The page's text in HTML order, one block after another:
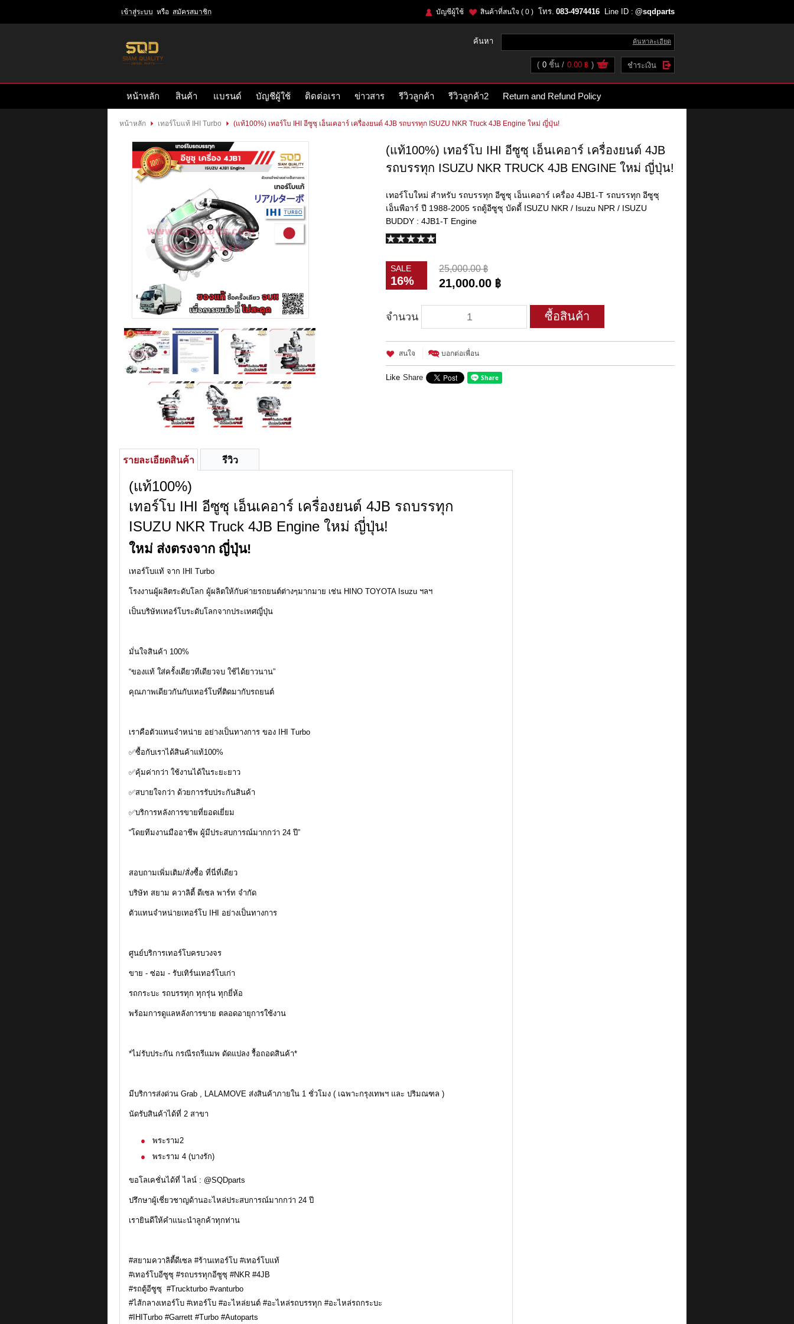
สมัคร
แบรนด์
ข่าวสาร
เข้าสู่ระบบ หรือ สมัครสมาชิก โทร. 083-4974416 Line ID : @sqdparts
สินค้าที่สนใจ ( 0 )
บัญชีผู้ใช้
ค้นหา ค้นหาละเอียด
( 0 ชิ้น 0.00 ฿ ) ชำระเงิน
หน้าหลัก สินค้า แบรนด์ บัญชีผู้ใช้ ติดต่อเรา ข่าวสาร รีวิวลูกค้า รีวิวลูกค้า2 Return and Refund Policy
หน้าหลัก เทอร์โบแท้ IHI Turbo (แท้100%) เทอร์โบ IHI อีซูซุ เอ็นเคอาร์ เครื่องยนต์ 4JB รถบรรทุก ISUZU NKR Truck 4JB Engine ใหม่ ญี่ปุ่น!
(แท้100%) เทอร์โบ IHI อีซูซุ เอ็นเคอาร์ เครื่องยนต์ 4JB
รถบรรทุก ISUZU NKR TRUCK 4JB ENGINE ใหม่ ญี่ปุ่น!
เทอร์โบใหม่ สำหรับ รถบรรทุก อีซูซุ เอ็นเคอาร์ เครื่อง 4JB1-T รถบรรทุก อีซูซุ
เอ็นพีอาร์ ปี 1988-2005 รถตู้อีซูซุ บัดดี้ ISUZU NKR / Isuzu NPR / ISUZU
BUDDY : 4JB1-T Engine
SALE
16%
25,000.00 ฿
21,000.00 ฿
จำนวน ซื้อสินค้า
สนใจ บอกต่อเพื่อน
Like Share
รายละเอียดสินค้า รีวิว
(แท้100%)
เทอร์โบ IHI อีซูซุ เอ็นเคอาร์ เครื่องยนต์ 4JB รถบรรทุก
ISUZU NKR Truck 4JB Engine ใหม่ ญี่ปุ่น!
ใหม่ ส่งตรงจาก ญี่ปุ่น!
เทอร์โบแท้ จาก IHI Turbo
โรงงานผู้ผลิตระดับโลก ผู้ผลิตให้กับค่ายรถยนต์ต่างๆมากมาย เช่น HINO TOYOTA Isuzu ฯลฯ
เป็นบริษัทเทอร์โบระดับโลกจากประเทศญี่ปุ่น
มั่นใจสินค้า 100%
“ของแท้ ใส่ครั้งเดียวทีเดียวจบ ใช้ได้ยาวนาน”
คุณภาพเดียวกันกับเทอร์โบที่ติดมากับรถยนต์
เราคือตัวแทนจำหน่าย อย่างเป็นทางการ ของ IHI Turbo
✅ซื้อกับเราได้สินค้าแท้100%
✅คุ้มค่ากว่า ใช้งานได้ในระยะยาว
✅สบายใจกว่า ด้วยการรับประกันสินค้า
✅บริการหลังการขายที่ยอดเยี่ยม
“โดยทีมงานมืออาชีพ ผู้มีประสบการณ์มากกว่า 24 ปี”
สอบถามเพิ่มเติม/สั่งซื้อ ที่นี่ที่เดียว
บริษัท สยาม ควาลิตี้ ดีเซล พาร์ท จำกัด
ตัวแทนจำหน่ายเทอร์โบ IHI อย่างเป็นทางการ
ศูนย์บริการเทอร์โบครบวงจร
ขาย - ซ่อม - รับเทิร์นเทอร์โบเก่า
รถกระบะ รถบรรทุก ทุกรุ่น ทุกยี่ห้อ
พร้อมการดูแลหลังการขาย ตลอดอายุการใช้งาน
*ไม่รับประกัน กรณีรถรีแมพ ดัดแปลง รื้อถอดสินค้า*
มีบริการส่งด่วน Grab , LALAMOVE ส่งสินค้าภายใน 1 ชั่วโมง ( เฉพาะกรุงเทพฯ และ ปริมณฑล )
นัดรับสินค้าได้ที่ 2 สาขา
พระราม2
พระราม 4 (บางรัก)
ขอโลเคชั่นได้ที่ ไลน์ : @SQDparts
ปรึกษาผู้เชี่ยวชาญด้านอะไหล่ประสบการณ์มากกว่า 24 ปี
เรายินดีให้คำแนะนำลูกค้าทุกท่าน
#สยามควาลิตี้ดีเซล #ร้านเทอร์โบ #เทอร์โบแท้
#เทอร์โบอีซูซุ #รถบรรทุกอีซูซุ #NKR #4JB
#รถตู้อีซูซุ #Truckturbo #vanturbo
#ไส้กลางเทอร์โบ #เทอร์โบ #อะไหล่ยนต์ #อะไหล่รถบรรทุก #อะไหล่รถกระบะ
#IHITurbo #Garrett #Turbo #Autoparts